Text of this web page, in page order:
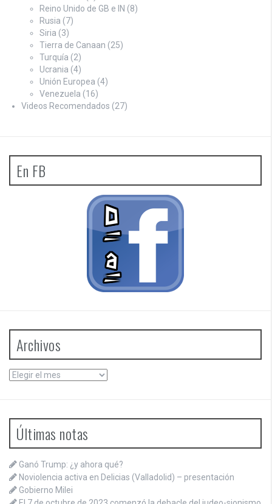
Reino Unido de GB e IN (8)
Rusia (7)
Siria (3)
Tierra de Canaan (25)
Turquía (2)
Ucrania (4)
Unión Europea (4)
Venezuela (16)
Videos Recomendados (27)
En FB
Archivos
Archivos
Últimas notas
Ganó Trump: ¿y ahora qué?
Noviolencia activa en Delicias (Valladolid) – presentación
Gobierno Milei